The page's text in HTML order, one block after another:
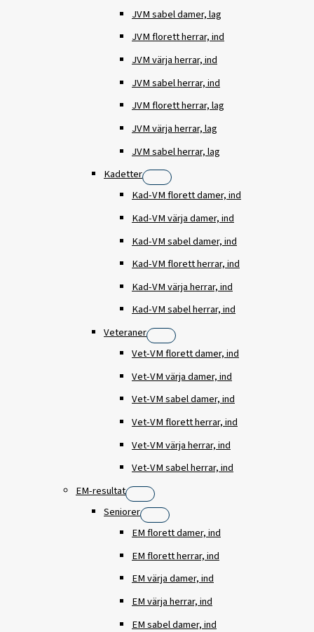
JVM sabel damer, lag
JVM florett herrar, ind
JVM värja herrar, ind
JVM sabel herrar, ind
JVM florett herrar, lag
JVM värja herrar, lag
JVM sabel herrar, lag
Kadetter
Kad-VM florett damer, ind
Kad-VM värja damer, ind
Kad-VM sabel damer, ind
Kad-VM florett herrar, ind
Kad-VM värja herrar, ind
Kad-VM sabel herrar, ind
Veteraner
Vet-VM florett damer, ind
Vet-VM värja damer, ind
Vet-VM sabel damer, ind
Vet-VM florett herrar, ind
Vet-VM värja herrar, ind
Vet-VM sabel herrar, ind
EM-resultat
Seniorer
EM florett damer, ind
EM florett herrar, ind
EM värja damer, ind
EM värja herrar, ind
EM sabel damer, ind